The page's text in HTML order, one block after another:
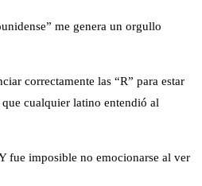
me genera un orgullo
correctamente las “R” para estar
cualquier latino entendió al
fue imposible no emocionarse al ver